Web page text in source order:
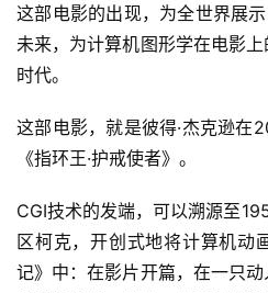
这部电影的出现，为全世界展
未来，为计算机图形学在电影
时代。
这部电影，就是彼得·杰克逊
《指环王·护戒使者》。
CGI技术的发端，可以溯源至
区柯克，开创式地将计算机动
记》中：在影片开篇，在一只